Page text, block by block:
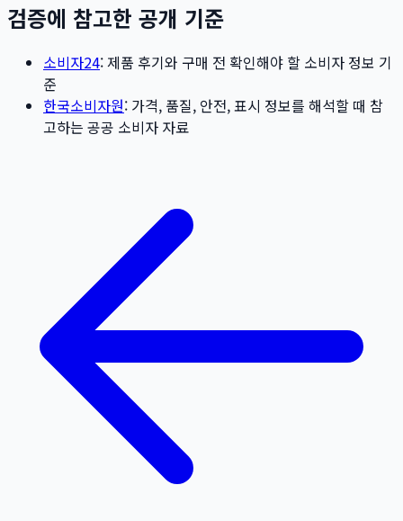
검증에 참고한 공개 기준
소비자24: 제품 후기와 구매 전 확인해야 할 소비자 정보 기
준
한국소비자원: 가격, 품질, 안전, 표시 정보를 해석할 때 참
고하는 공공 소비자 자료